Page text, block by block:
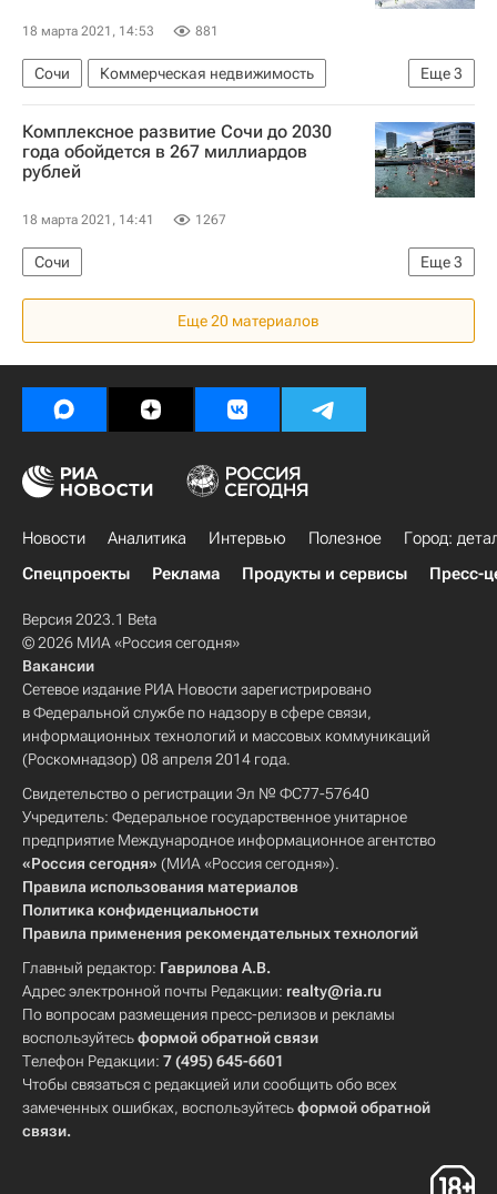
18 марта 2021, 14:53 881
Еще3
Сочи
Коммерческая недвижимость
Кавказский заповедник
Краснодарский край
Инфраструктура
Комплексное развитие Сочи до 2030
года обойдется в 267 миллиардов
рублей
18 марта 2021, 14:41 1267
Еще3
Сочи
Министерство строительства и жилищно-коммунального хозяйства РФ (Минстрой России)
Краснодарский край
Городская среда
Еще 20 материалов
Новости Аналитика Интервью Полезное
Город:
Спецпроекты
Реклама Продукты и сервисы Пресс-
Версия 2023.1 Beta
© 2026 МИА «Россия сегодня»
Вакансии
Сетевое издание РИА Новости зарегистрировано
в Федеральной службе по надзору в сфере связи,
информационных технологий и массовых коммуникаций
(Роскомнадзор) 08 апреля 2014 года.
Свидетельство о регистрации Эл № ФС77-57640
Учредитель: Федеральное государственное унитарное
предприятие Международное информационное агентство
«Россия сегодня» (МИА «Россия сегодня»).
Правила использования материалов
Политика конфиденциальности
Правила применения рекомендательных технологий
Главный редактор: Гаврилова А.В.
Адрес электронной почты Редакции: realty@ria.ru
По вопросам размещения пресс-релизов и рекламы
воспользуйтесьформой обратной связи
Телефон Редакции: 7 (495) 645-6601
Чтобы связаться с редакцией или сообщить обо всех
замеченных ошибках, воспользуйтесьформой обратной
связи.